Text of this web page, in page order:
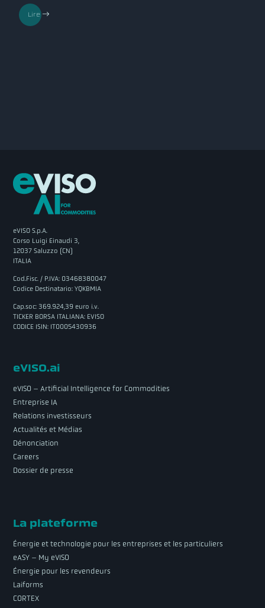
Lire
eVISO S.p.A.
Corso Luigi Einaudi 3,
12037 Saluzzo (CN)
ITALIA
Cod.Fisc. / P.IVA: 03468380047
Codice Destinatario: YQKBMIA
Cap.soc: 369.924,39 euro i.v.
TICKER BORSA ITALIANA: EVISO
CODICE ISIN: IT0005430936
eVISO.ai
eVISO – Artificial Intelligence for Commodities
Entreprise IA
Relations investisseurs
Actualités et Médias
Dénonciation
Careers
Dossier de presse
La plateforme
Énergie et technologie pour les entreprises et les particuliers
eASY – My eVISO
Énergie pour les revendeurs
Laiforms
CORTEX